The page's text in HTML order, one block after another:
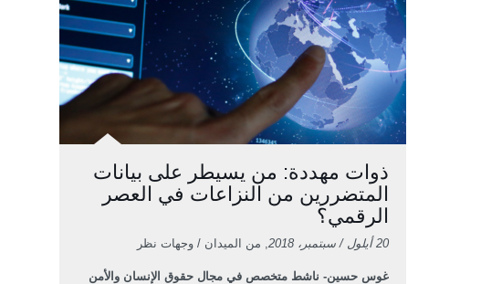
ذوات مهددة: من يسيطر على بيانات
المتضررين من النزاعات في العصر
الرقمي؟
20 أيلول / سبتمبر، 2018 , من الميدان / وجهات نظر
غوس حسين- ناشط متخصص في مجال حقوق الإنسان والأمن